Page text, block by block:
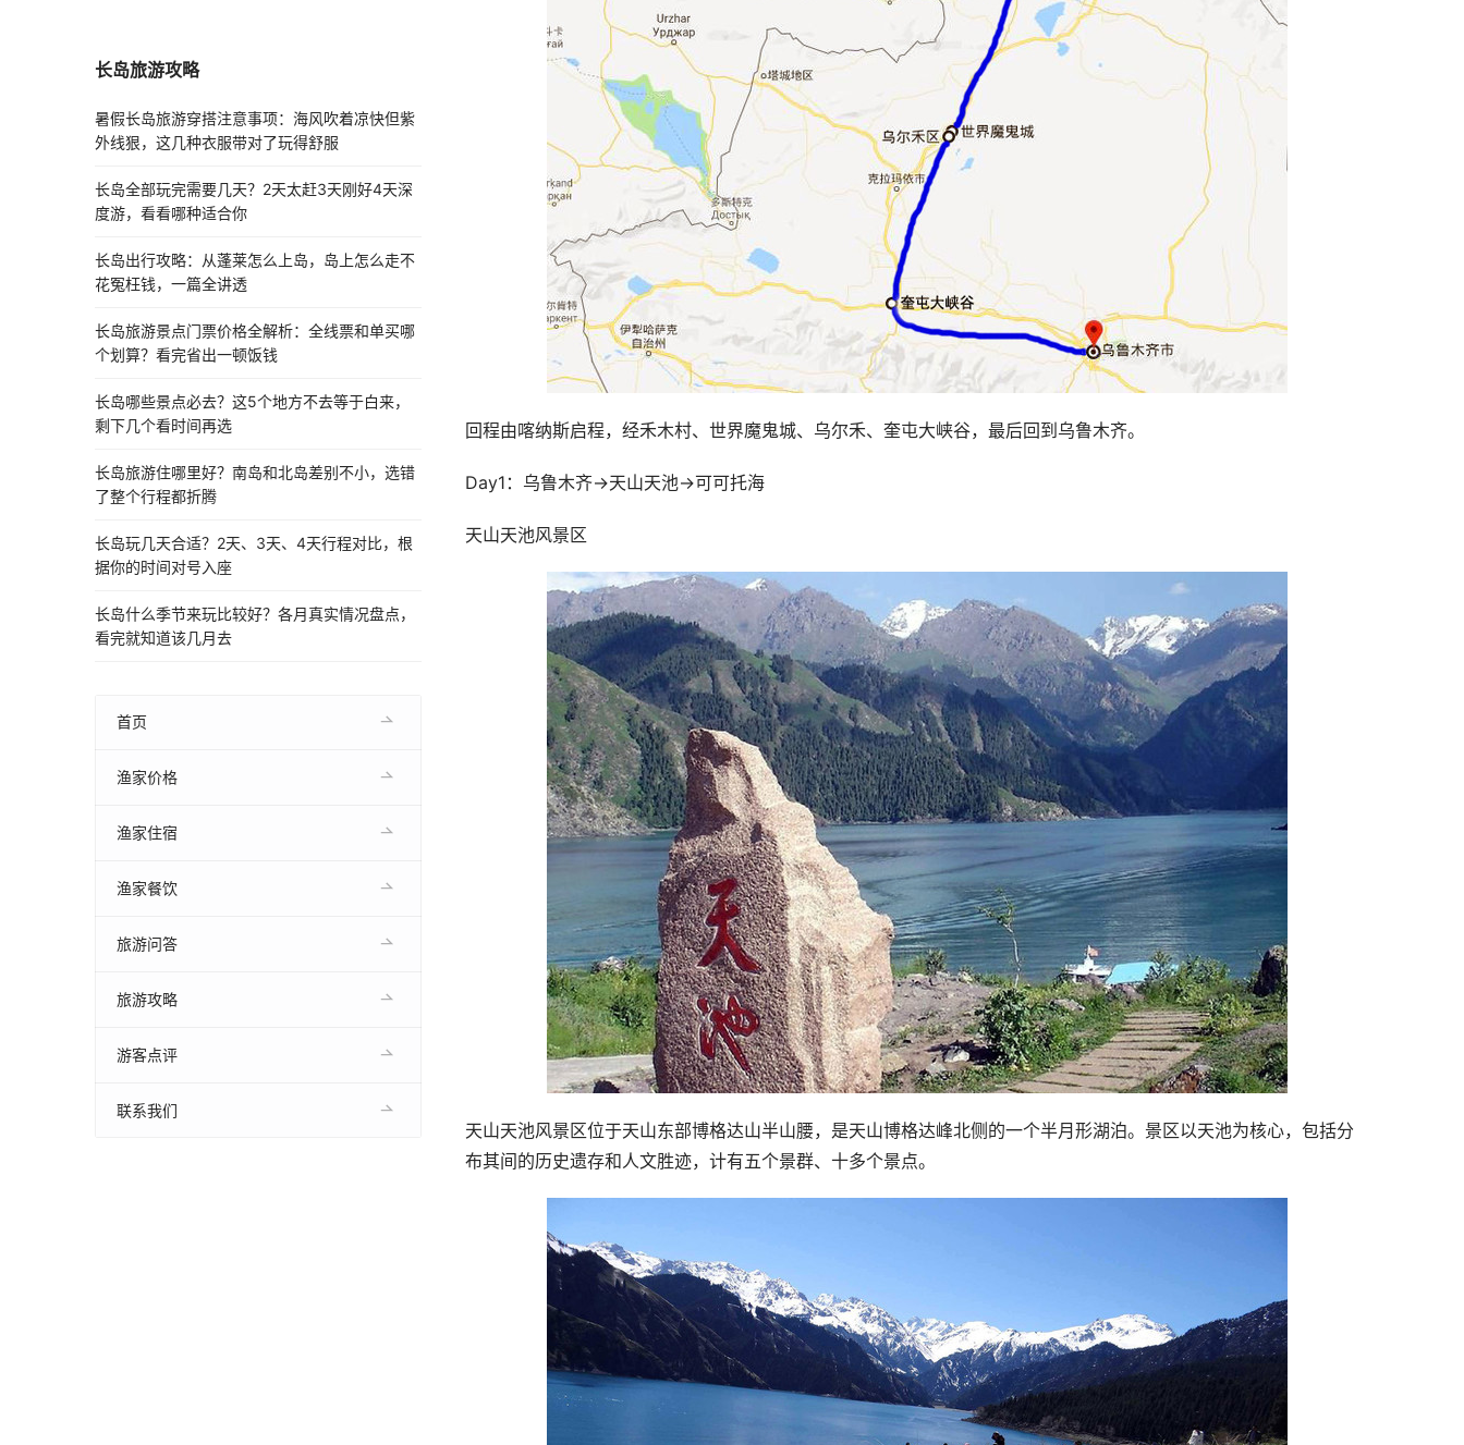
回程由喀纳斯启程，经禾木村、世界魔鬼城、乌尔禾、奎屯大峡谷，最后回到乌鲁木齐。
Day1：乌鲁木齐→天山天池→可可托海
天山天池风景区
天山天池风景区位于天山东部博格达山半山腰，是天山博格达峰北侧的一个半月形湖泊。景区以天池为核心，包括分
布其间的历史遗存和人文胜迹，计有五个景群、十多个景点。
长岛旅游攻略
暑假长岛旅游穿搭注意事项：海风吹着凉快但紫
外线狠，这几种衣服带对了玩得舒服
长岛全部玩完需要几天？2天太赶3天刚好4天深
度游，看看哪种适合你
长岛出行攻略：从蓬莱怎么上岛，岛上怎么走不
花冤枉钱，一篇全讲透
长岛旅游景点门票价格全解析：全线票和单买哪
个划算？看完省出一顿饭钱
长岛哪些景点必去？这5个地方不去等于白来，
剩下几个看时间再选
长岛旅游住哪里好？南岛和北岛差别不小，选错
了整个行程都折腾
长岛玩几天合适？2天、3天、4天行程对比，根
据你的时间对号入座
长岛什么季节来玩比较好？各月真实情况盘点，
看完就知道该几月去
首页
渔家价格
渔家住宿
渔家餐饮
旅游问答
旅游攻略
游客点评
联系我们